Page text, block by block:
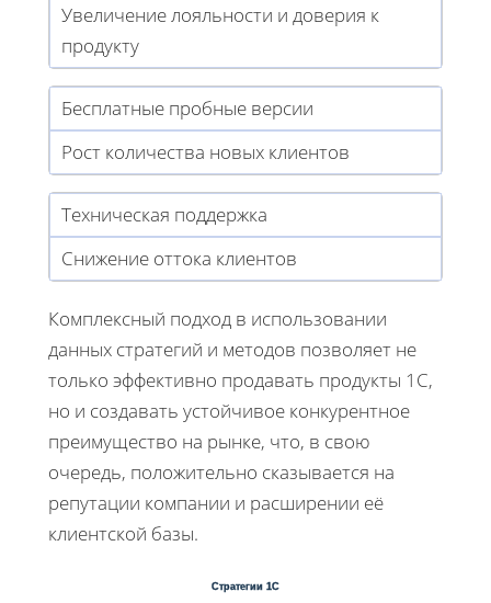
Увеличение лояльности и доверия к
продукту
Бесплатные пробные версии
Рост количества новых клиентов
Техническая поддержка
Снижение оттока клиентов
Комплексный подход в использовании
данных стратегий и методов позволяет не
только эффективно продавать продукты 1С,
но и создавать устойчивое конкурентное
преимущество на рынке, что, в свою
очередь, положительно сказывается на
репутации компании и расширении её
клиентской базы.
Стратегии 1С